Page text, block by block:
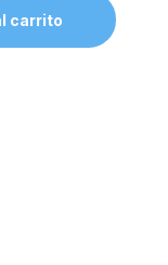
Celebrat PB-
carrito